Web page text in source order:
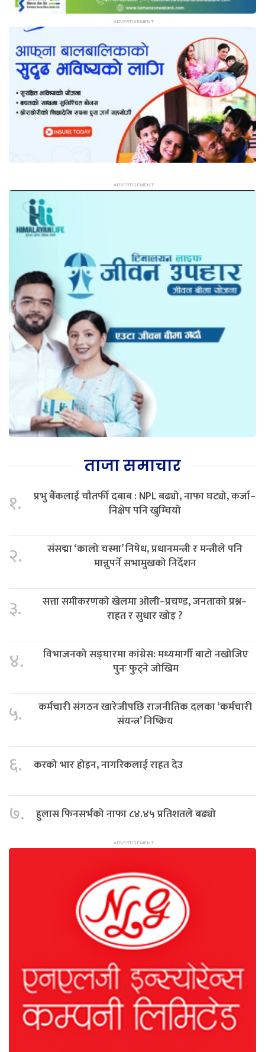
ताजा समाचार
१.
प्रभु बैंकलाई चौतर्फी दबाब : NPL बढ्यो, नाफा घट्यो, कर्जा–
निक्षेप पनि खुम्चियो
२.
संसद्मा ‘कालो चस्मा’ निषेध, प्रधानमन्त्री र मन्त्रीले पनि
मान्नुपर्ने सभामुखको निर्देशन
३.
सत्ता समीकरणको खेलमा ओली–प्रचण्ड, जनताको प्रश्न–
राहत र सुधार खोइ ?
४.
विभाजनको सङ्घारमा कांग्रेस: मध्यमार्गी बाटो नखोजिए
पुनः फुट्ने जोखिम
५.
कर्मचारी संगठन खारेजीपछि राजनीतिक दलका ‘कर्मचारी
संयन्त्र’ निष्क्रिय
६. करको भार होइन, नागरिकलाई राहत देउ
७. हुलास फिनसर्भको नाफा ८४.४५ प्रतिशतले बढ्यो